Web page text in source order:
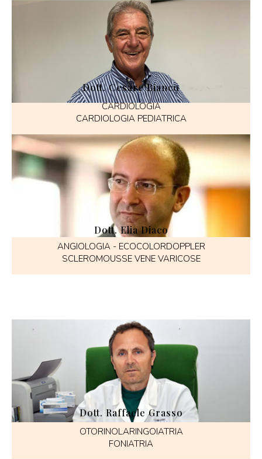
Dott. Cesare Bianco
CARDIOLOGIA
CARDIOLOGIA PEDIATRICA
Dott. Elia Diaco
ANGIOLOGIA - ECOCOLORDOPPLER
SCLEROMOUSSE VENE VARICOSE​
Dott. Raffaele Grasso
OTORINOLARINGOIATRIA
FONIATRIA